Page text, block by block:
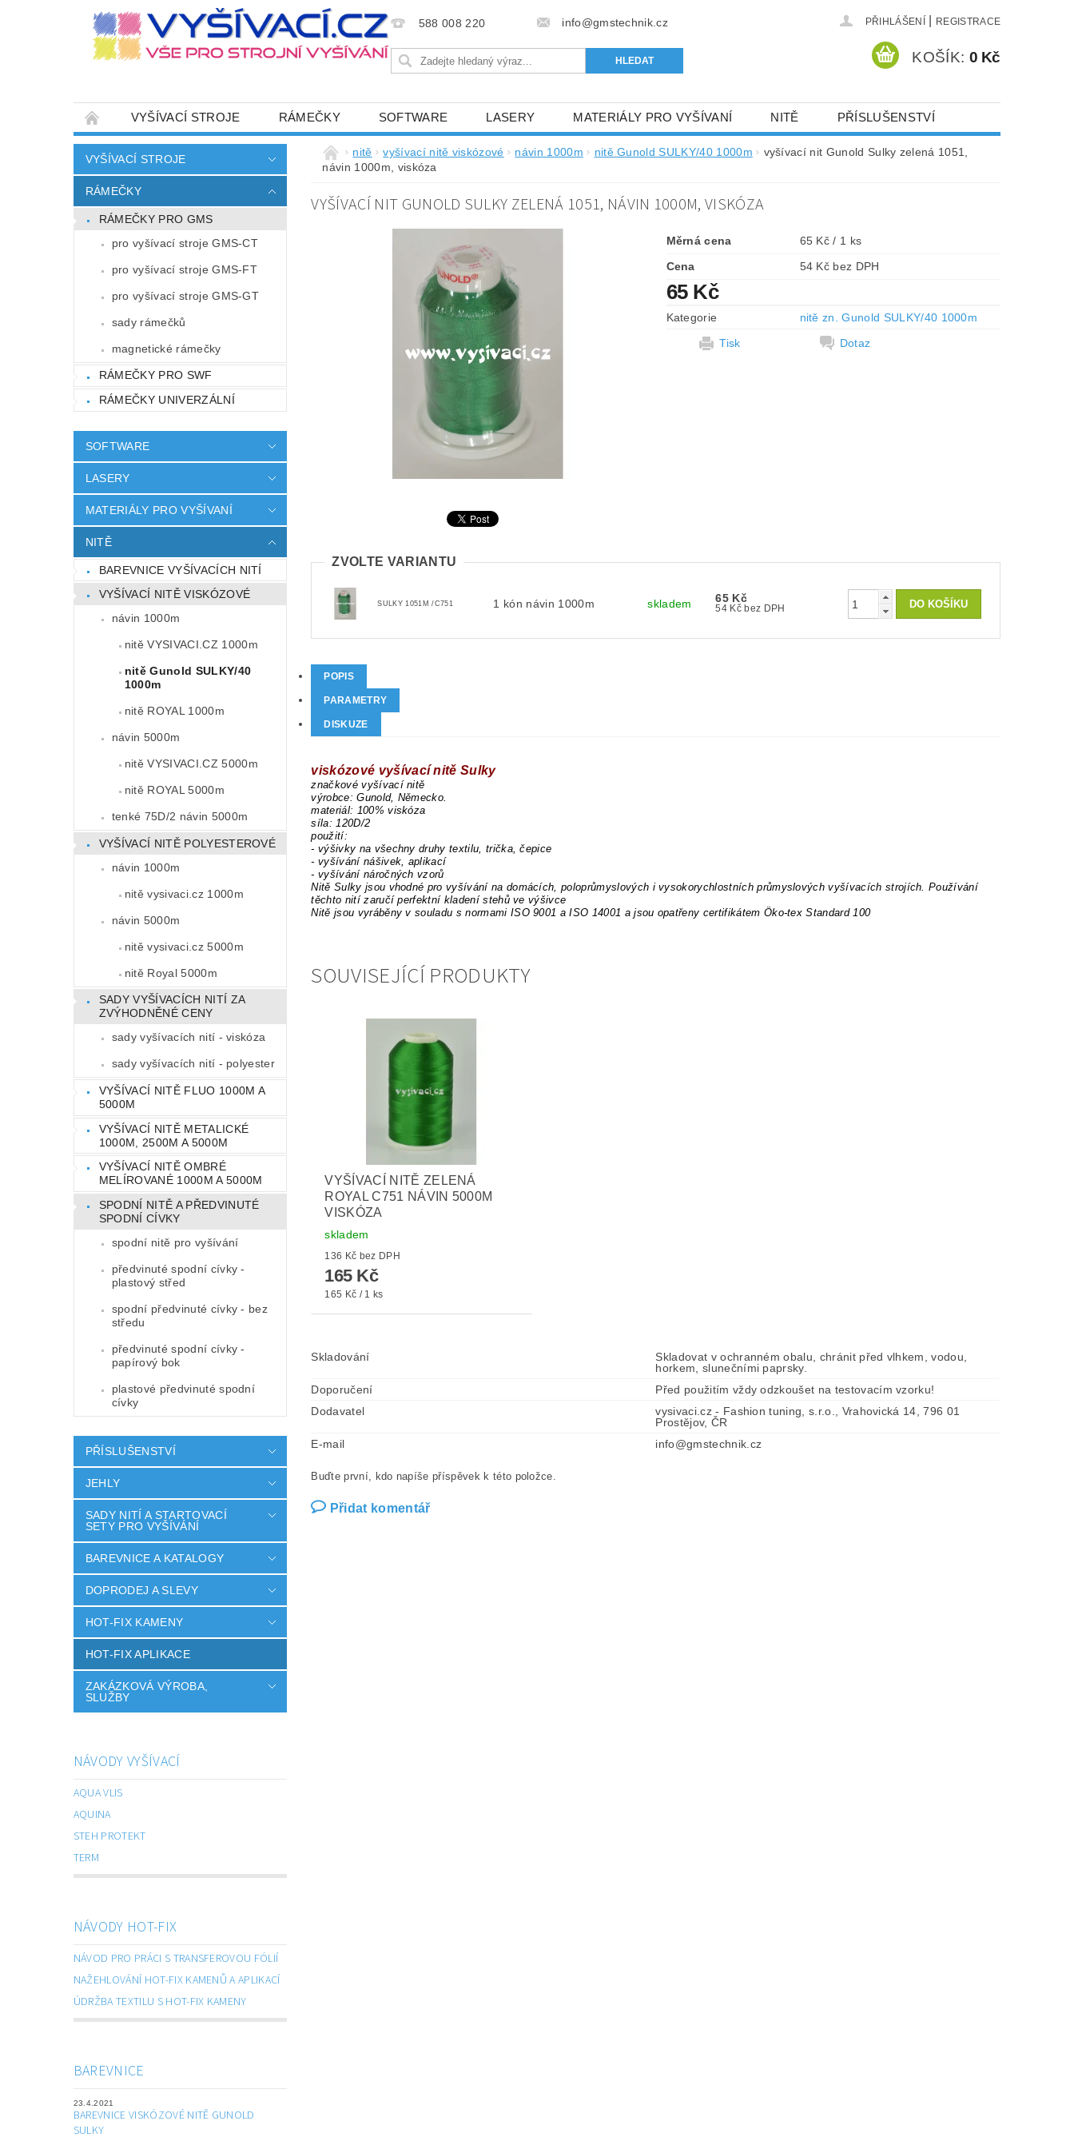
588 008 220 info@gmstechnik.cz PŘIHLÁŠENÍ REGISTRACE
KOŠÍK: 0 Kč
VYŠÍVACÍ STROJE RÁMEČKY SOFTWARE LASERY MATERIÁLY PRO VYŠÍVANÍ NITĚ PŘÍSLUŠENSTVÍ
JEHLY SADY NITÍ A STARTOVACÍ SETY PRO VYŠÍVÁNÍ BAREVNICE A KATALOGY DOPRODEJ A SLEVY HOT-FIX KAMENY
HOT-FIX APLIKACE ZAKÁZKOVÁ VÝROBA, SLUŽBY
CENÍK DOPRAVY (NÁKLADŮ EXPEDICE) PLATNÝ OD 6. 5.2024 OBCHODNÍ PODMÍNKY PRO E-SHOP VYSIVACI.CZ
ZÁSADY OCHRANY OSOBNÍCH ÚDAJŮ
VYŠÍVACÍ STROJE
RÁMEČKY
RÁMEČKY PRO GMS
pro vyšívací stroje GMS-CT
pro vyšívací stroje GMS-FT
pro vyšívací stroje GMS-GT
sady rámečků
magnetické rámečky
RÁMEČKY PRO SWF
RÁMEČKY UNIVERZÁLNÍ
SOFTWARE
LASERY
MATERIÁLY PRO VYŠÍVANÍ
NITĚ
BAREVNICE VYŠÍVACÍCH NITÍ
VYŠÍVACÍ NITĚ VISKÓZOVÉ
návin 1000m
nitě VYSIVACI.CZ 1000m
nitě Gunold SULKY/40
1000m
nitě ROYAL 1000m
návin 5000m
nitě VYSIVACI.CZ 5000m
nitě ROYAL 5000m
tenké 75D/2 návin 5000m
VYŠÍVACÍ NITĚ POLYESTEROVÉ
návin 1000m
nitě vysivaci.cz 1000m
návin 5000m
nitě vysivaci.cz 5000m
nitě Royal 5000m
SADY VYŠÍVACÍCH NITÍ ZA
ZVÝHODNĚNÉ CENY
sady vyšívacích nití - viskóza
sady vyšívacích nití - polyester
VYŠÍVACÍ NITĚ FLUO 1000M A
5000M
VYŠÍVACÍ NITĚ METALICKÉ
1000M, 2500M A 5000M
VYŠÍVACÍ NITĚ OMBRÉ
MELÍROVANÉ 1000M A 5000M
SPODNÍ NITĚ A PŘEDVINUTÉ
SPODNÍ CÍVKY
spodní nitě pro vyšívání
předvinuté spodní cívky -
plastový střed
spodní předvinuté cívky - bez
středu
předvinuté spodní cívky -
papírový bok
plastové předvinuté spodní
cívky
PŘÍSLUŠENSTVÍ
JEHLY
SADY NITÍ A STARTOVACÍ
SETY PRO VYŠÍVÁNÍ
BAREVNICE A KATALOGY
DOPRODEJ A SLEVY
HOT-FIX KAMENY
HOT-FIX APLIKACE
ZAKÁZKOVÁ VÝROBA,
SLUŽBY
NÁVODY VYŠÍVACÍ
AQUA VLIS
AQUINA
STEH PROTEKT
TERM
NÁVODY HOT-FIX
NÁVOD PRO PRÁCI S TRANSFEROVOU FÓLIÍ
NAŽEHLOVÁNÍ HOT-FIX KAMENŮ A APLIKACÍ
ÚDRŽBA TEXTILU S HOT-FIX KAMENY
BAREVNICE
23.4.2021
BAREVNICE VISKÓZOVÉ NITĚ GUNOLD
SULKY
nitě vyšívací nitě viskózové návin 1000m nitě Gunold SULKY/40 1000m
vyšívací nit Gunold Sulky zelená 1051,
návin 1000m, viskóza
VYŠÍVACÍ NIT GUNOLD SULKY ZELENÁ 1051, NÁVIN 1000M, VISKÓZA
Měrná cena
65 Kč / 1 ks
Cena
54 Kč bez DPH
65 Kč
Kategorie
nitě zn. Gunold SULKY/40 1000m
Tisk
Dotaz
ZVOLTE VARIANTU
SULKY 1051M /C751 1 kón návin 1000m skladem 65 Kč
54 Kč bez DPH
POPIS
PARAMETRY
DISKUZE
viskózové vyšívací nitě Sulky
značkové vyšívací nitě
výrobce: Gunold, Německo.
materiál: 100% viskóza
síla: 120D/2
použití:
- výšivky na všechny druhy textilu, trička, čepice
- vyšívání nášivek, aplikací
- vyšívání náročných vzorů
Nitě Sulky jsou vhodné pro vyšívání na domácích, poloprůmyslových i vysokorychlostních průmyslových vyšívacích strojích. Používání
těchto nití zaručí perfektní kladení stehů ve výšivce
Nitě jsou vyráběny v souladu s normami ISO 9001 a ISO 14001 a jsou opatřeny certifikátem Öko-tex Standard 100
SOUVISEJÍCÍ PRODUKTY
VYŠÍVACÍ NITĚ ZELENÁ
ROYAL C751 NÁVIN 5000M
VISKÓZA
skladem
136 Kč bez DPH
165 Kč
165 Kč / 1 ks
Skladování
Skladovat v ochranném obalu, chránit před vlhkem, vodou,
horkem, slunečními paprsky.
Doporučení
Před použitím vždy odzkoušet na testovacím vzorku!
Dodavatel
vysivaci.cz - Fashion tuning, s.r.o., Vrahovická 14, 796 01
Prostějov, ČR
E-mail
info@gmstechnik.cz
Buďte první, kdo napíše příspěvek k této položce.
Přidat komentář